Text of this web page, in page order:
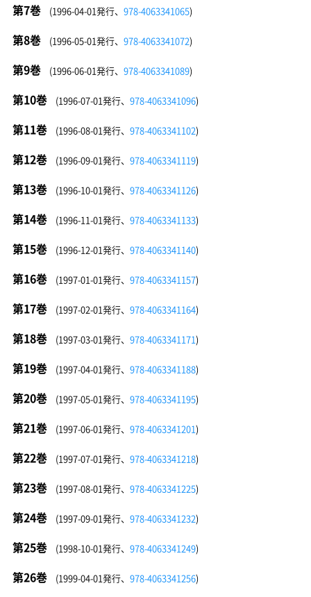
第7巻 (1996-04-01発行、 978-4063341065)
第8巻 (1996-05-01発行、 978-4063341072)
第9巻 (1996-06-01発行、 978-4063341089)
第10巻 (1996-07-01発行、 978-4063341096)
第11巻 (1996-08-01発行、 978-4063341102)
第12巻 (1996-09-01発行、 978-4063341119)
第13巻 (1996-10-01発行、 978-4063341126)
第14巻 (1996-11-01発行、 978-4063341133)
第15巻 (1996-12-01発行、 978-4063341140)
第16巻 (1997-01-01発行、 978-4063341157)
第17巻 (1997-02-01発行、 978-4063341164)
第18巻 (1997-03-01発行、 978-4063341171)
第19巻 (1997-04-01発行、 978-4063341188)
第20巻 (1997-05-01発行、 978-4063341195)
第21巻 (1997-06-01発行、 978-4063341201)
第22巻 (1997-07-01発行、 978-4063341218)
第23巻 (1997-08-01発行、 978-4063341225)
第24巻 (1997-09-01発行、 978-4063341232)
第25巻 (1998-10-01発行、 978-4063341249)
第26巻 (1999-04-01発行、 978-4063341256)